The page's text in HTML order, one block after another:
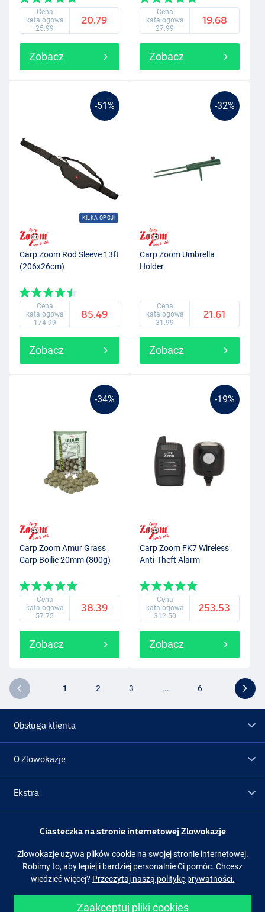
Cena
katalogowa
25.99
20.79
Zobacz
Cena
katalogowa
27.99
19.68
Zobacz
-51%
KILKA OPCJI
Carp Zoom Rod Sleeve 13ft
(206x26cm)
Cena
katalogowa
174.99
85.49
Zobacz
-32%
Carp Zoom Umbrella
Holder
Cena
katalogowa
31.99
21.61
Zobacz
-34%
Carp Zoom Amur Grass
Carp Boilie 20mm (800g)
Cena
katalogowa
57.75
38.39
Zobacz
-19%
Carp Zoom FK7 Wireless
Anti-Theft Alarm
Cena
katalogowa
312.50
253.53
Zobacz
1 2 3 ... 6
Obsługa klienta
O Zlowokazje
Ekstra
Promocje
Obserwuj nas Facebook Instagram
Ciasteczka na stronie internetowej Zlowokazje
Zlowokazje używa plików cookie na swojej stronie internetowej.
Robimy to, aby lepiej i bardziej personalnie Ci pomóc. Chcesz
wiedzieć więcej? Przeczytaj naszą politykę prywatności.
Zaakceptuj pliki cookies